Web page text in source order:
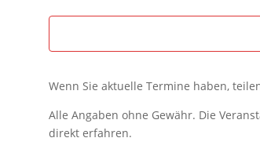
Wenn Sie aktuelle Termine haben,
Alle Angaben ohne Gewähr. Die
direkt erfahren.